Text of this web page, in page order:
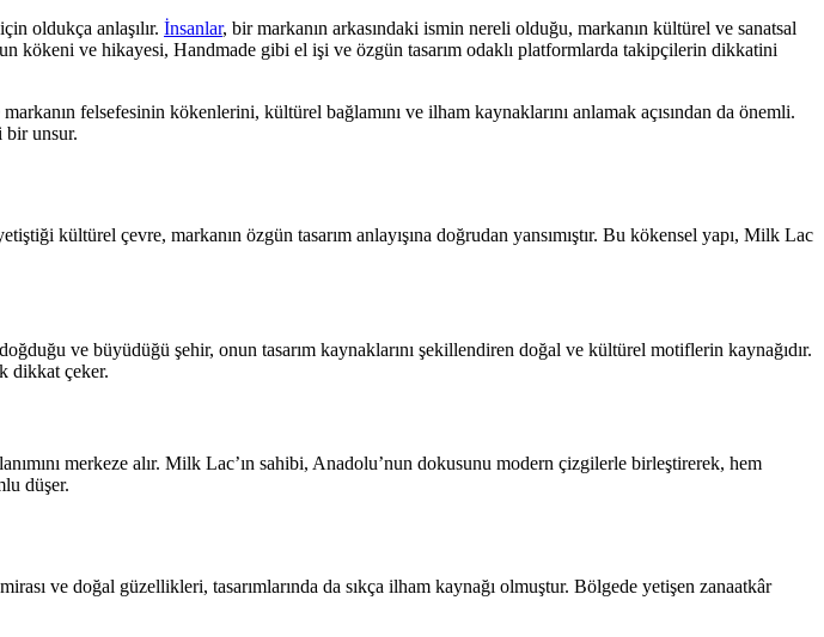
oldukça anlaşılır. İnsanlar, bir markanın arkasındaki ismin nereli olduğu, markanın kültürel ve sanatsal
kökeni ve hikayesi, Handmade gibi el işi ve özgün tasarım odaklı platformlarda takipçilerin dikkatini
felsefesinin kökenlerini, kültürel bağlamını ve ilham kaynaklarını anlamak açısından da önemli.
bir unsur.
kültürel çevre, markanın özgün tasarım anlayışına doğrudan yansımıştır. Bu kökensel yapı, Milk Lac
ve büyüdüğü şehir, onun tasarım kaynaklarını şekillendiren doğal ve kültürel motiflerin kaynağıdır.
dikkat çeker.
merkeze alır. Milk Lac’ın sahibi, Anadolu’nun dokusunu modern çizgilerle birleştirerek, hem
düşer.
ve doğal güzellikleri, tasarımlarında da sıkça ilham kaynağı olmuştur. Bölgede yetişen zanaatkâr